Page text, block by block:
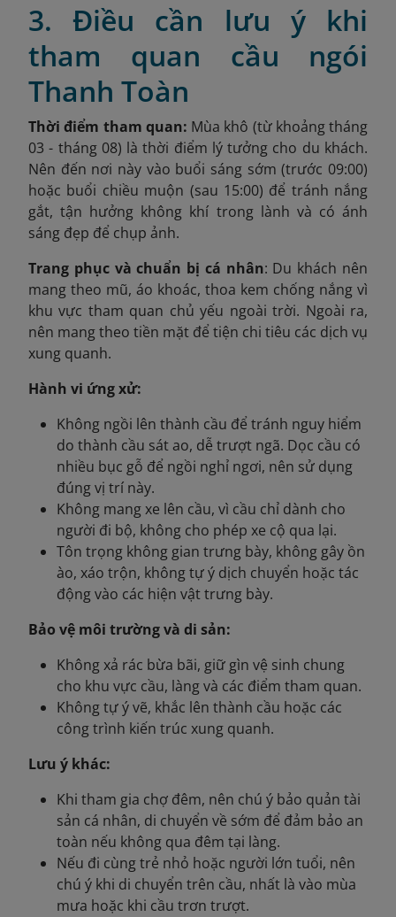
3. Điều cần lưu ý khi
tham quan cầu ngói
Thanh Toàn
Thời điểm tham quan: Mùa khô (từ khoảng tháng
03 - tháng 08) là thời điểm lý tưởng cho du khách.
Nên đến nơi này vào buổi sáng sớm (trước 09:00)
hoặc buổi chiều muộn (sau 15:00) để tránh nắng
gắt, tận hưởng không khí trong lành và có ánh
sáng đẹp để chụp ảnh.
Trang phục và chuẩn bị cá nhân: Du khách nên
mang theo mũ, áo khoác, thoa kem chống nắng vì
khu vực tham quan chủ yếu ngoài trời. Ngoài ra,
nên mang theo tiền mặt để tiện chi tiêu các dịch vụ
xung quanh.
Hành vi ứng xử:
Không ngồi lên thành cầu để tránh nguy hiểm
do thành cầu sát ao, dễ trượt ngã. Dọc cầu có
nhiều bục gỗ để ngồi nghỉ ngơi, nên sử dụng
đúng vị trí này.
Không mang xe lên cầu, vì cầu chỉ dành cho
người đi bộ, không cho phép xe cộ qua lại.
Tôn trọng không gian trưng bày, không gây ồn
ào, xáo trộn, không tự ý dịch chuyển hoặc tác
động vào các hiện vật trưng bày.
Bảo vệ môi trường và di sản:
Không xả rác bừa bãi, giữ gìn vệ sinh chung
cho khu vực cầu, làng và các điểm tham quan.
Không tự ý vẽ, khắc lên thành cầu hoặc các
công trình kiến trúc xung quanh.
Lưu ý khác:
Khi tham gia chợ đêm, nên chú ý bảo quản tài
sản cá nhân, di chuyển về sớm để đảm bảo an
toàn nếu không qua đêm tại làng.
Nếu đi cùng trẻ nhỏ hoặc người lớn tuổi, nên
chú ý khi di chuyển trên cầu, nhất là vào mùa
mưa hoặc khi cầu trơn trượt.